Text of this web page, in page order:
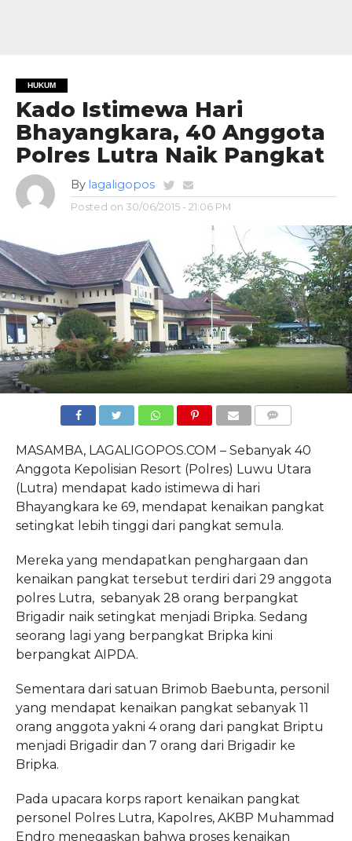
HUKUM
Kado Istimewa Hari
Bhayangkara, 40 Anggota
Polres Lutra Naik Pangkat
By lagaligopos
Posted on 30/06/2015 - 21:06 PM
MASAMBA, LAGALIGOPOS.COM – Sebanyak 40
Anggota Kepolisian Resort (Polres) Luwu Utara
(Lutra) mendapat kado istimewa di hari
Bhayangkara ke 69, mendapat kenaikan pangkat
setingkat lebih tinggi dari pangkat semula.
Mereka yang mendapatkan penghargaan dan
kenaikan pangkat tersebut terdiri dari 29 anggota
polres Lutra, sebanyak 28 orang berpangkat
Brigadir naik setingkat menjadi Bripka. Sedang
seorang lagi yang berpangkat Bripka kini
berpangkat AIPDA.
Sementara dari satuan Brimob Baebunta, personil
yang mendapat kenaikan pangkat sebanyak 11
orang anggota yakni 4 orang dari pangkat Briptu
menjadi Brigadir dan 7 orang dari Brigadir ke
Bripka.
Pada upacara korps raport kenaikan pangkat
personel Polres Lutra, Kapolres, AKBP Muhammad
Endro menegaskan bahwa proses kenaikan